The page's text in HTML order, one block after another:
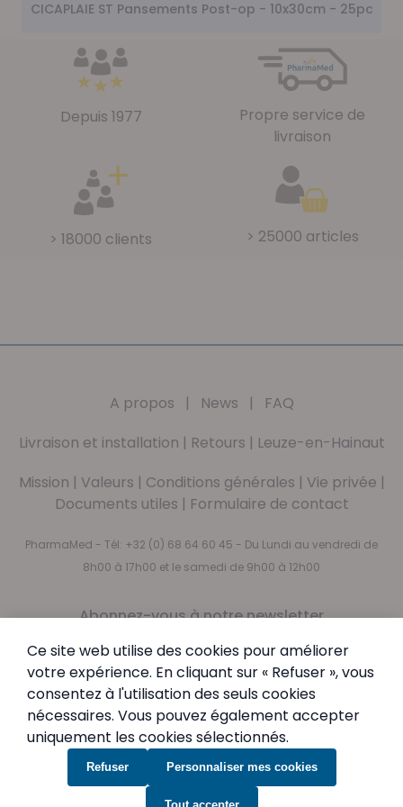
CICAPLAIE ST Pansements Post-op - 10x30cm - 25pc
Depuis 1977
Propre service de
livraison
> 18000 clients > 25000 articles
A propos | News |
FAQ
Livraison et installation | Retours | Leuze-en-Hainaut
Mission | Valeurs | Conditions générales | Vie privée |
Documents utiles | Formulaire de contact
PharmaMed - Tél: +32 (0) 68 64 60 45 - Du Lundi au vendredi de
8h00 à 17h00 et le samedi de 9h00 à 12h00
Abonnez-vous à notre newsletter
Newsletter
Inscription à notre newsletter :
Inscription
En vous abonnant, vous acceptez notre Politique de
confidentialité
Ce site web utilise des cookies pour améliorer
votre expérience. En cliquant sur « Refuser », vous
consentez à l'utilisation des seuls cookies
nécessaires. Vous pouvez également accepter
uniquement les cookies sélectionnés.
Refuser Personnaliser mes cookies